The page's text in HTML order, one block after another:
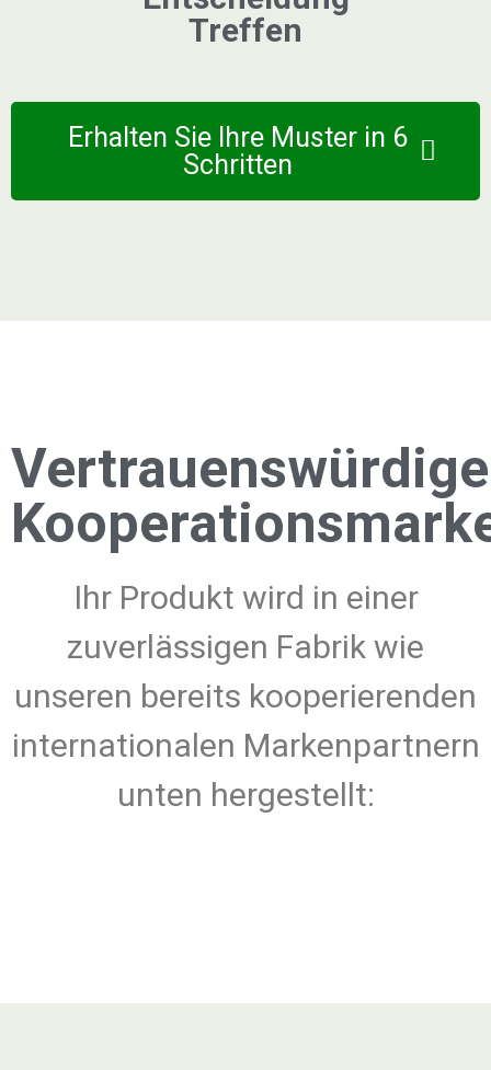
Treffen
Erhalten Sie Ihre Muster in 6
Schritten
Vertrauenswürdige
Ihr Produkt wird in einer
zuverlässigen Fabrik wie
unseren bereits kooperierenden
internationalen Markenpartnern
unten hergestellt: